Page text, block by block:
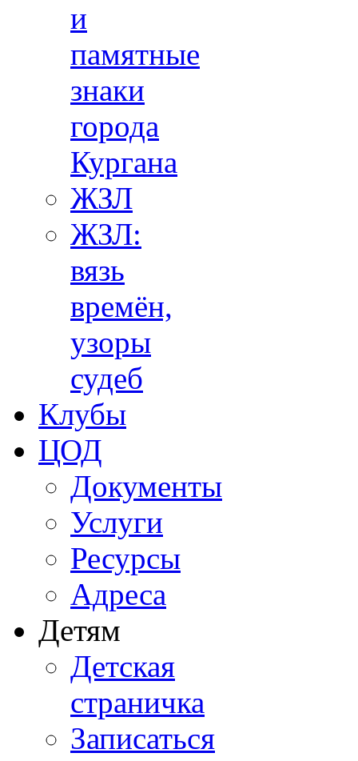
и
памятные
знаки
города
Кургана
ЖЗЛ
ЖЗЛ:
вязь
времён,
узоры
судеб
Клубы
ЦОД
Документы
Услуги
Ресурсы
Адреса
Детям
Детская
страничка
Записаться